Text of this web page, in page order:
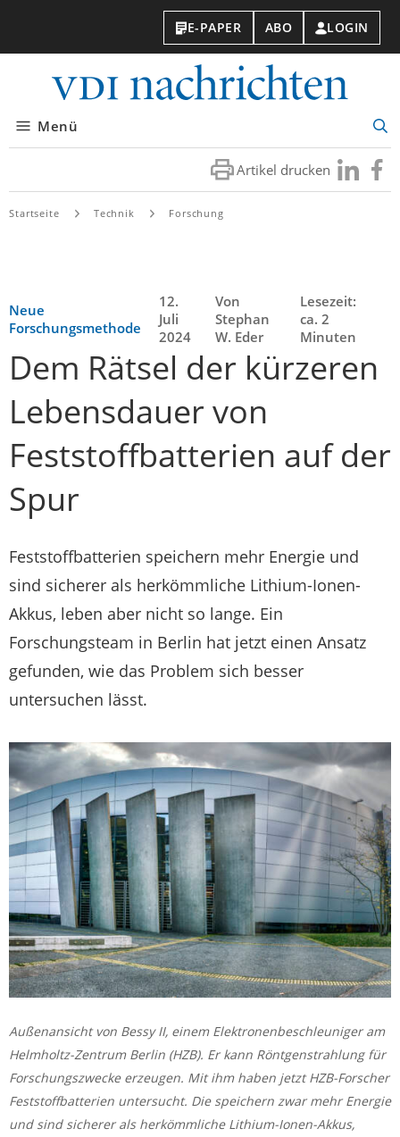
E-PAPER ABO LOGIN
Menü
Artikel drucken Besuchen
Sie
Sie
Startseite Technik Forschung
Neue
Forschungsmethode
12.
Juli
2024
Von
Stephan
W. Eder
Lesezeit:
ca. 2
Minuten
Dem Rätsel der kürzeren
Lebensdauer von
Feststoffbatterien auf der
Spur
Feststoffbatterien speichern mehr Energie und
sind sicherer als herkömmliche Lithium-Ionen-
Akkus, leben aber nicht so lange. Ein
Forschungsteam in Berlin hat jetzt einen Ansatz
gefunden, wie das Problem sich besser
untersuchen lässt.
Außenansicht von Bessy II, einem Elektronenbeschleuniger am
Helmholtz-Zentrum Berlin (HZB). Er kann Röntgenstrahlung für
Forschungszwecke erzeugen. Mit ihm haben jetzt HZB-Forscher
Feststoffbatterien untersucht. Die speichern zwar mehr Energie
und sind sicherer als herkömmliche Lithium-Ionen-Akkus,